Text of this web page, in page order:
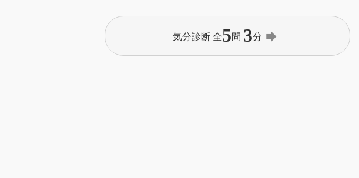
気分診断 全5問 3分 forward